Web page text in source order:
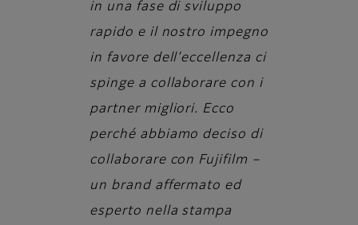
in una fase di sviluppo
rapido e il nostro impegno
in favore dell’eccellenza ci
spinge a collaborare con i
partner migliori. Ecco
perché abbiamo deciso di
collaborare con Fujifilm –
un brand affermato ed
esperto nella stampa